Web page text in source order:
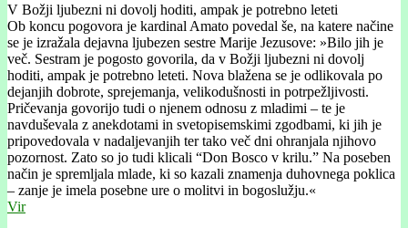
V Božji ljubezni ni dovolj hoditi, ampak je potrebno leteti
Ob koncu pogovora je kardinal Amato povedal še, na katere načine
se je izražala dejavna ljubezen sestre Marije Jezusove: »Bilo jih je
več. Sestram je pogosto govorila, da v Božji ljubezni ni dovolj
hoditi, ampak je potrebno leteti. Nova blažena se je odlikovala po
dejanjih dobrote, sprejemanja, velikodušnosti in potrpežljivosti.
Pričevanja govorijo tudi o njenem odnosu z mladimi – te je
navduševala z anekdotami in svetopisemskimi zgodbami, ki jih je
pripovedovala v nadaljevanjih ter tako več dni ohranjala njihovo
pozornost. Zato so jo tudi klicali “Don Bosco v krilu.” Na poseben
način je spremljala mlade, ki so kazali znamenja duhovnega poklica
– zanje je imela posebne ure o molitvi in bogoslužju.«
Vir